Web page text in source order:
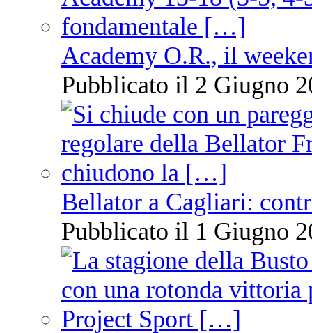
Academy O.R., il
Pubblicato il 2 Giugno
Bellator a Cagliari:
Pubblicato il 1 Giugno